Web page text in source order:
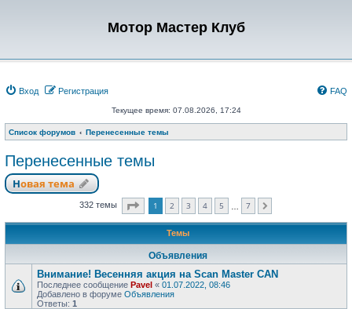
Мотор Мастер Клуб
Вход Регистрация FAQ
Текущее время: 07.08.2026, 17:24
Список форумов Перенесенные темы
Перенесенные темы
Новая тема
332 темы Страница из
1 2 3 4 5 7
Темы
Объявления
Внимание! Весенняя акция на Scan Master CAN
Последнее сообщение Pavel « 01.07.2022, 08:46
Добавлено в форуме Объявления
Ответы: 1